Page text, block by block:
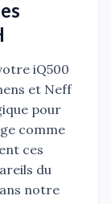
iQ500
et Neff
pour
comme
ces
du
notre